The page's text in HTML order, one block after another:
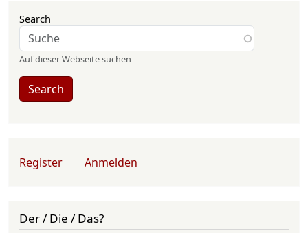
Search
Auf dieser Webseite suchen
Search
User account menu
Register Anmelden
Der / Die / Das?